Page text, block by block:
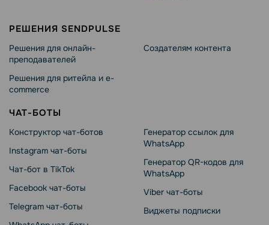
РЕШЕНИЯ SENDPULSE
Решения для онлайн-
преподавателей
Решения для ритейла и e-
commerce
Создателям контента
ЧАТ-БОТЫ
Конструктор чат-ботов
Instagram чат-боты
Чат-бот в TikTok
Facebook чат-боты
Telegram чат-боты
Генератор ссылок для
WhatsApp
Генератор QR-кодов для
WhatsApp
Viber чат-боты
Виджеты подписки